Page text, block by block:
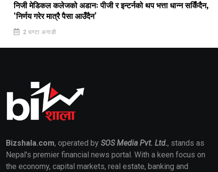
निजी मेडिकल कलेजको अडानः पीजी र इन्टर्नको थप भत्ता धान्न सकिँदैन,
‘निर्णय गरेर मात्रै पैसा आउँदैन’
2 घण्टा अगाडी
Bizshala.com, operated by SOS Media Pvt. Ltd., stands as
Nepal's premier financial news portal. With a keen focus on
the economy, capital markets, real estate, banking and